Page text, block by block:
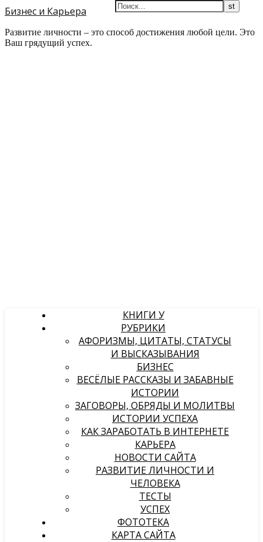
Бизнес и Карьера
Развитие личности – это способ достижения любой цели. Это
Ваш грядущий успех.
КНИГИ У
РУБРИКИ
АФОРИЗМЫ, ЦИТАТЫ, СТАТУСЫ
И ВЫСКАЗЫВАНИЯ
БИЗНЕС
ВЕСЁЛЫЕ РАССКАЗЫ И ЗАБАВНЫЕ
ИСТОРИИ
ЗАГОВОРЫ, ОБРЯДЫ И МОЛИТВЫ
ИСТОРИИ УСПЕХА
КАК ЗАРАБОТАТЬ В ИНТЕРНЕТЕ
КАРЬЕРА
НОВОСТИ САЙТА
РАЗВИТИЕ ЛИЧНОСТИ И
ЧЕЛОВЕКА
ТЕСТЫ
УСПЕХ
ФОТОТЕКА
КАРТА САЙТА